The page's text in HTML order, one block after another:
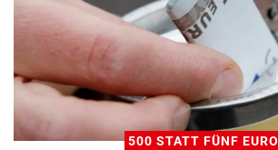
500 STATT FÜNF EURO